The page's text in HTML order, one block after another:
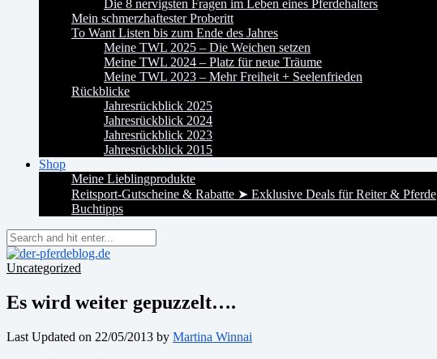
Die 8 nervigsten Fragen im Leben eines Pferdehalters
Mein schmerzhaftester Proberitt
To Want Listen bis zum Ende des Jahres
Meine TWL 2025 – Die Weichen setzen
Meine TWL 2024 – Platz für neue Träume
Meine TWL 2023 – Mehr Freiheit + Seelenfrieden
Rückblicke
Jahresrückblick 2025
Jahresrückblick 2024
Jahresrückblick 2023
Jahresrückblick 2015
Shop
Meine Lieblingprodukte
Reitsport-Gutscheine & Rabatte ➤ Exklusive Deals für Reiter & Pferde
Buchtipps
Uncategorized
Es wird weiter gepuzzelt….
Last Updated on 22/05/2013 by Martina Winnai